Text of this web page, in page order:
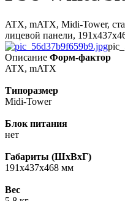
ATX, mATX, Midi-Tower,
лицевой панели,
Описание Форм-фактор
ATX, mATX
Типоразмер
Midi-Tower
Блок питания
нет
Габариты (ШхВхГ)
191x437x468 мм
Вес